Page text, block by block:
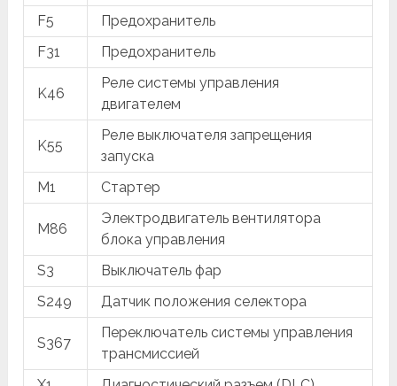
F5
Предохранитель
F31
Предохранитель
K46
Реле системы управления
двигателем
K55
Реле выключателя запрещения
запуска
M1
Стартер
M86
Электродвигатель вентилятора
блока управления
S3
Выключатель фар
S249
Датчик положения селектора
S367
Переключатель системы управления
трансмиссией